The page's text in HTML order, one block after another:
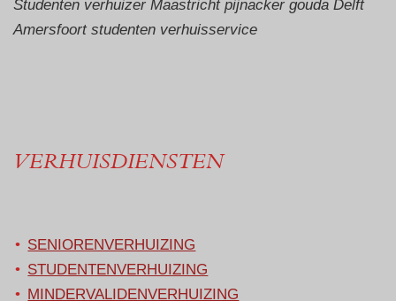
Studenten verhuizer Maastricht pijnacker gouda Delft
Amersfoort studenten verhuisservice
VERHUISDIENSTEN
SENIORENVERHUIZING
STUDENTENVERHUIZING
MINDERVALIDENVERHUIZING